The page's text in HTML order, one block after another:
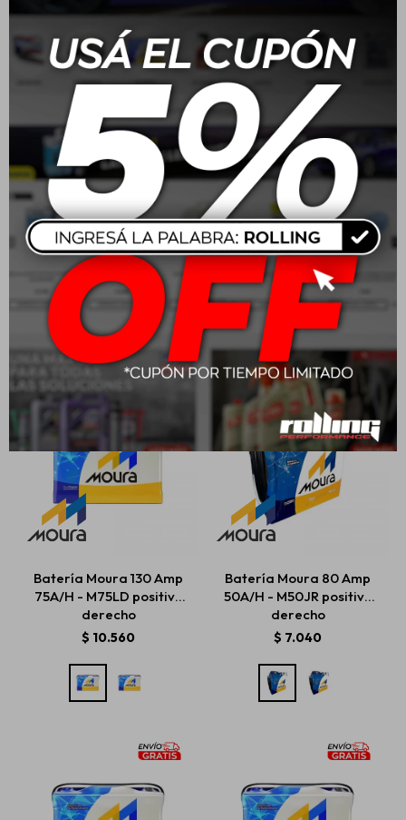
Batería Moura 165 Amp
100A/H - ME100HA
positivo medio
13.160
Batería Moura 70/75
Amp 48A/H - M48FD
positivo derecho
6.160
Batería Moura 130 Amp
75A/H - M75LD positivo
derecho
$ 10.560
Batería Moura 80 Amp
50A/H - M50JR positivo
derecho
$ 7.040